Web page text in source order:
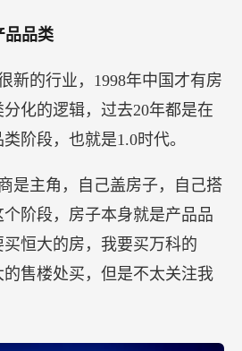
品品类
新的行业，1998年中国才有房
化的逻辑，过去20年都是在
阶段，也就是1.0时代。
是主角，自己盖房子，自己搭
阶段，房子本身就是产品品
恒大的房，我要买万科的
售楼处买，但是不太关注我